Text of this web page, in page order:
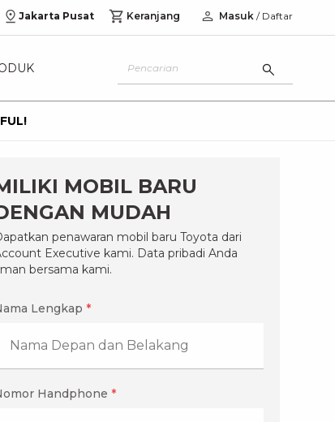
Jakarta Pusat Keranjang Masuk / Daftar
MOBIL BARU
MUDAH
penawaran mobil baru Toyota dari
Executive kami. Data pribadi Anda
bersama kami.
Lengkap *
Handphone *